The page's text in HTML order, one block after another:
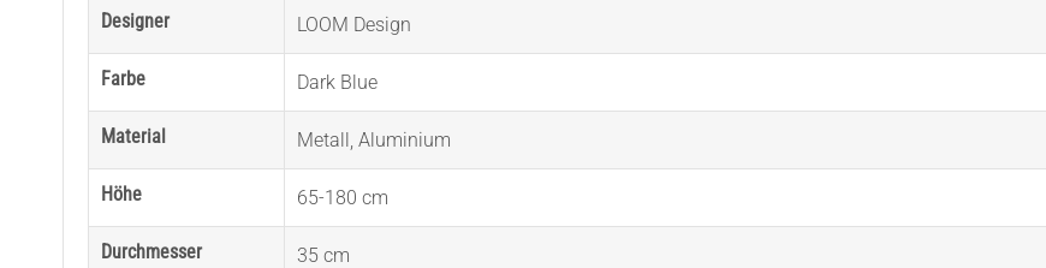
Designer LOOM Design
Farbe Dark Blue
Material Metall, Aluminium
Höhe 65-180 cm
Durchmesser 35 cm